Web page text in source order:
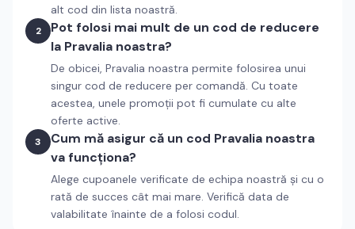
alt cod din lista noastră.
2
Pot folosi mai mult de un cod de reducere
la Pravalia noastra?
De obicei, Pravalia noastra permite folosirea unui
singur cod de reducere per comandă. Cu toate
acestea, unele promoții pot fi cumulate cu alte
oferte active.
3
Cum mă asigur că un cod Pravalia noastra
va funcționa?
Alege cupoanele verificate de echipa noastră și cu o
rată de succes cât mai mare. Verifică data de
valabilitate înainte de a folosi codul.